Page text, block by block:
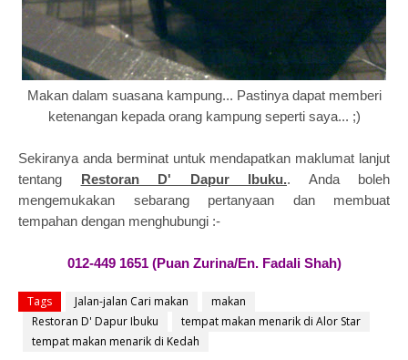
Makan dalam suasana kampung... Pastinya dapat memberi
ketenangan kepada orang kampung seperti saya... ;)
Sekiranya anda berminat untuk mendapatkan maklumat lanjut
tentang Restoran D' Dapur Ibuku.. Anda boleh
mengemukakan sebarang pertanyaan dan membuat
tempahan dengan menghubungi :-
012-449 1651 (Puan Zurina/En. Fadali Shah)
Tags Jalan-jalan Cari makan
makan
Restoran D' Dapur Ibuku
tempat makan menarik di Alor Star
tempat makan menarik di Kedah